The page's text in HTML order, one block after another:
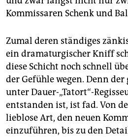
Kommissaren Schenk und
Zumal deren ständiges
ein dramaturgischer Kniff
diese Schicht noch schnell
der Gefühle wegen. Denn der
unter Dauer-„Tatort“-
entstanden ist, ist fad. Von
lieblose Art, den neuen
einzuführen, bis zu den